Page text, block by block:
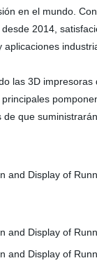
en el mundo.
2014,
aplicaciones
las 3D
que